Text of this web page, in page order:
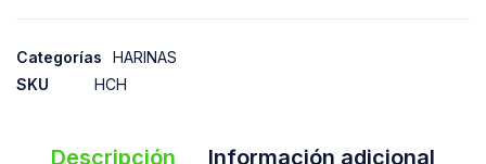
Categorías
HARINAS
SKU
HCH
Descripción Información adicional